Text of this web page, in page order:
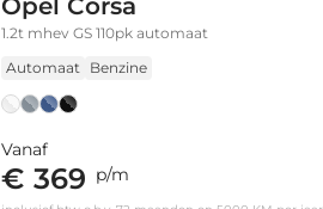
Opel Corsa
1.2t mhev GS 110pk automaat
Automaat
Benzine
Vanaf
€ 369 p/m